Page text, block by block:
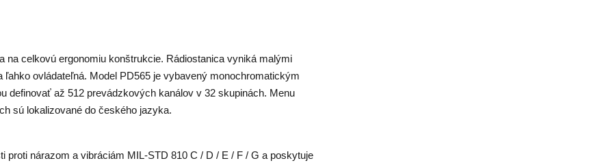
na celkovú ergonomiu konštrukcie. Rádiostanica vyniká malými
ovládateľná. Model PD565 je vybavený monochromatickým
definovať až 512 prevádzkových kanálov v 32 skupinách. Menu
sú lokalizované do českého jazyka.
proti nárazom a vibráciám MIL-STD 810 C / D / E / F / G a poskytuje